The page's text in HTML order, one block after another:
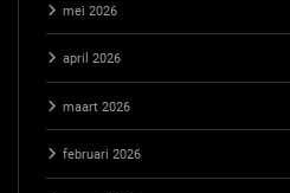
mei 2026
april 2026
maart 2026
februari 2026